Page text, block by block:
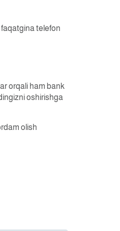
faqatgina telefon
orqali ham bank
oshirishga
olish